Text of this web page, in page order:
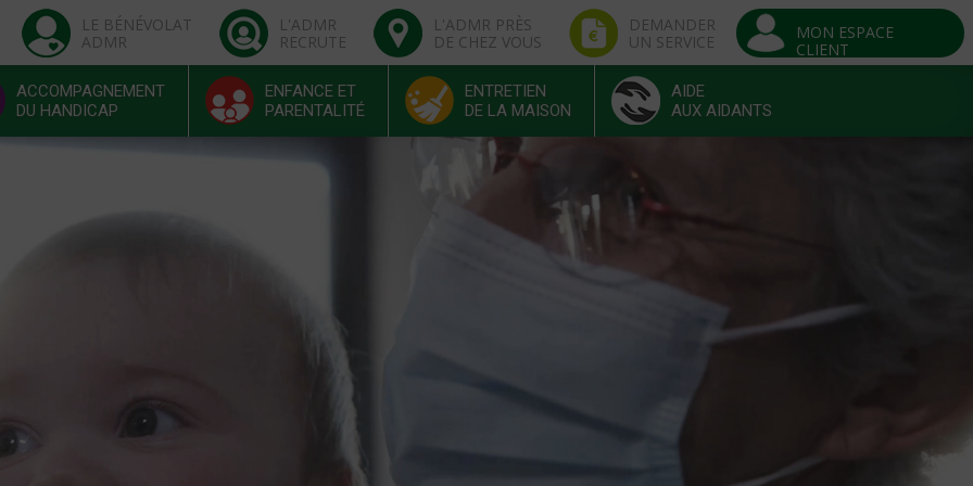
LE BÉNÉVOLAT
ADMR
L'ADMR
RECRUTE
L'ADMR PRÈS
DE CHEZ VOUS
DEMANDER
UN SERVICE
MON ESPACE
CLIENT
ACCOMPAGNEMENT
DU HANDICAP
ENFANCE ET
PARENTALITÉ
ENTRETIEN
DE LA MAISON
AIDE
AUX AIDANTS